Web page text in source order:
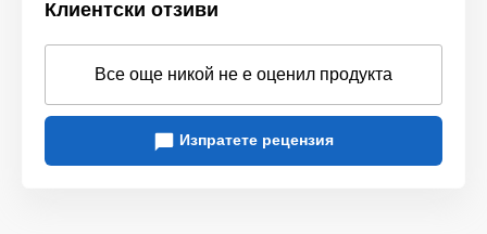
глезени.
удобен захват за водача, дори когато партньорът се
Горещ дизайн:Черно-червеното изпълнение идеално се
съчетава с останалите еротични аксесоари от тази
Клиентски отзиви
Все още никой не е оценил продукта
Изпратете рецензия